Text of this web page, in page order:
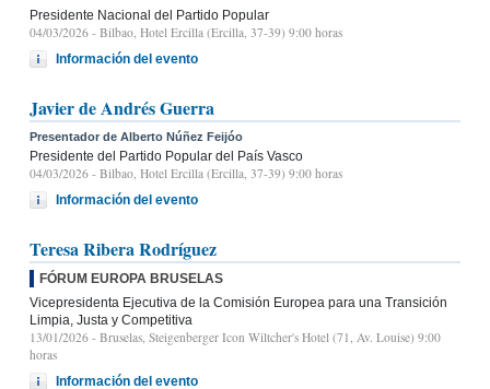
Presidente Nacional del Partido Popular
04/03/2026 - Bilbao, Hotel Ercilla (Ercilla, 37-39) 9:00 horas
Información del evento
Javier de Andrés Guerra
Presentador de Alberto Núñez Feijóo
Presidente del Partido Popular del País Vasco
04/03/2026 - Bilbao, Hotel Ercilla (Ercilla, 37-39) 9:00 horas
Información del evento
Teresa Ribera Rodríguez
FÓRUM EUROPA BRUSELAS
Vicepresidenta Ejecutiva de la Comisión Europea para una Transición
Limpia, Justa y Competitiva
13/01/2026 - Bruselas, Steigenberger Icon Wiltcher's Hotel (71, Av. Louise) 9:00
horas
Información del evento